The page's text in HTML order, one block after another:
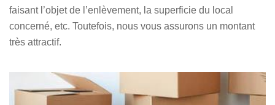
faisant l’objet de l’enlèvement, la superficie du local
concerné, etc. Toutefois, nous vous assurons un montant
très attractif.